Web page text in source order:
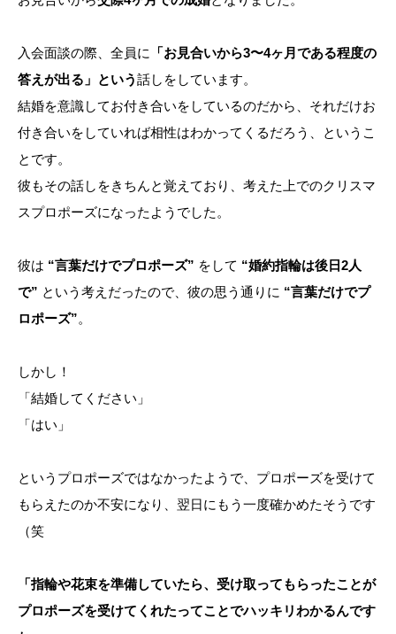
入会面談の際、全員に
「お見合いから3〜4ヶ月である程度の
答えが出る」という話しをしています。
結婚を意識してお付き合いをしているのだから、それだけお
付き合いをしていれば相性はわかってくるだろう、というこ
とです。
彼もその話しをきちんと覚えており、考えた上でのクリスマ
スプロポーズになったようでした。
彼は “言葉だけでプロポーズ” をして “婚約指輪は後日2人
で” という考えだったので、彼の思う通りに “言葉だけでプ
ロポーズ”。
しかし！
「結婚してください」
「はい」
というプロポーズではなかったようで、プロポーズを受けて
もらえたのか不安になり、翌日にもう一度確かめたそうです
（笑
「指輪や花束を準備していたら、受け取ってもらったことが
プロポーズを受けてくれたってことでハッキリわかるんです